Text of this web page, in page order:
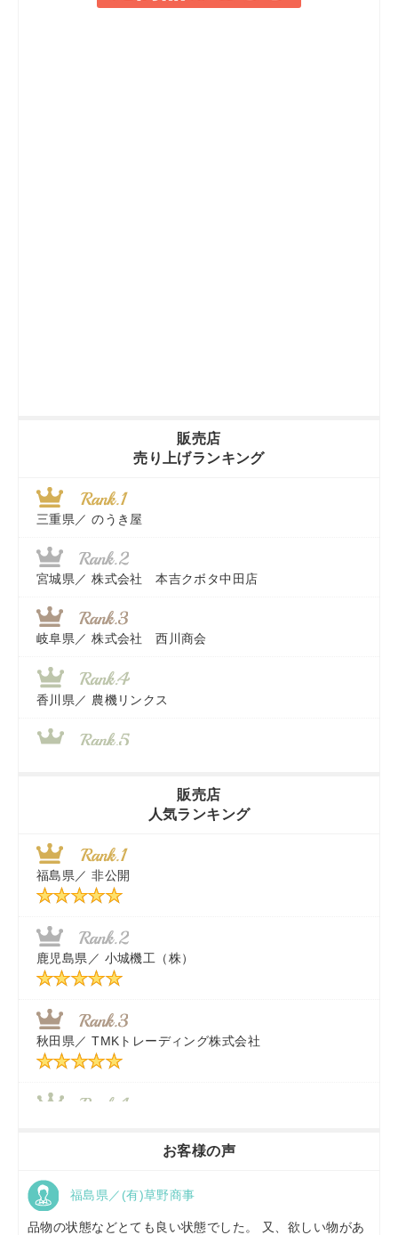
販売店
売り上げランキング
三重県／ のうき屋
宮城県／ 株式会社 本吉クボタ中田店
岐阜県／ 株式会社 西川商会
香川県／ 農機リンクス
近江商事合同会社：「茨城中古農建機販売」
千葉県／ 株式会社テクノ・タカ
福岡県／株式会社カドワキ機械（旧ナカガワ農機商会）
東京都／
秋田県／ TMKトレーディング株式会社
販売店
人気ランキング
福島県／ 非公開
鹿児島県／ 小城機工（株）
秋田県／ TMKトレーディング株式会社
京都府／
お客様の声
福島県／(有)草野商事
品物の状態などとても良い状態でした。 又、欲しい物があ